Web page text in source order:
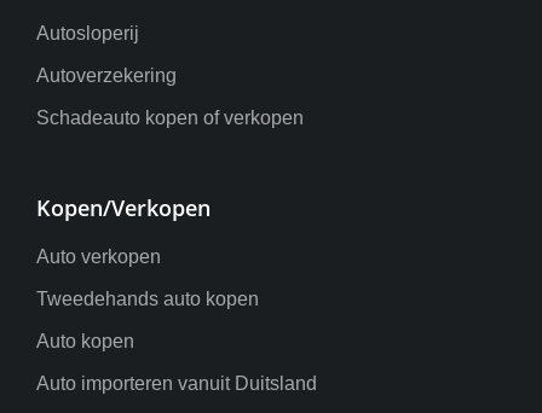
Autosloperij
Autoverzekering
Schadeauto kopen of verkopen
Kopen/Verkopen
Auto verkopen
Tweedehands auto kopen
Auto kopen
Auto importeren vanuit Duitsland